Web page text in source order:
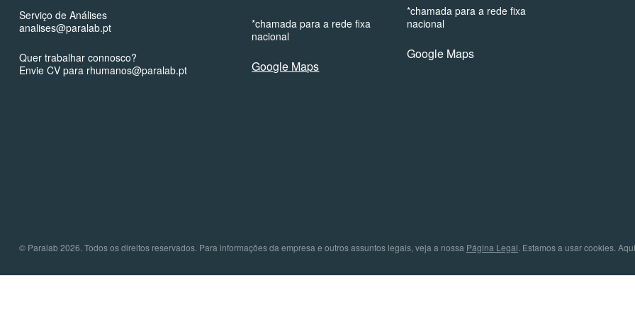
Serviço de Análises
analises@paralab.pt
Quer trabalhar connosco?
Envie CV para rhumanos@paralab.pt
*chamada para a rede fixa
nacional
Google Maps
*chamada para a rede fixa
nacional
Google Maps
© Paralab 2026. Todos os direitos reservados. Para informações da empresa e outros assuntos legais, veja a nossa Página Legal. Estamos a usar cookies.